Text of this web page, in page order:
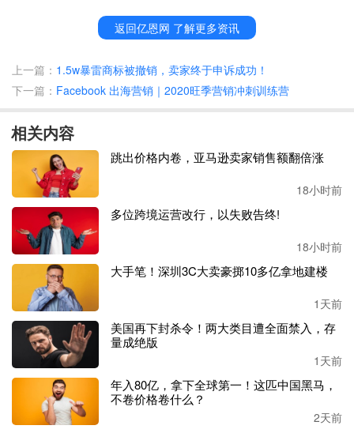
里，我把我的全身心都献给了亚马逊。在过去的三年里，我
全力以赴地帮助亚马逊。结果他们竟然这样对我，实在让人
对此，亚马逊的一位发言人称，詹妮弗·贝茨如果对这一决
亚马逊发言人玛丽
记录显示，贝茨女士在职期间有一段时间没有上班，也没有
向公司报告，更没有提供文件来解释她为何旷工。虽然我们
会努力满足团队对个人休假的需求，但和其它雇主一样，我
们也会要求员工在休假方面符合公司的规定。”
有内部人士猜测，这次解雇事件可能会让亚马逊和员工之间
的紧张关系再度升级。
美国国家劳资关系委员会主席斯图尔特
·阿佩尔鲍姆上周五
在一份声明中表示：“现在很清楚的是，亚马逊解雇了我们
这一代最公开的工会领导人之一，原因是据称存在文件问
题，但是并没有拿出确切的证据。”
阿佩尔鲍姆指责亚马逊称：“解雇该仓库的工会领导人并不
会阻挡工会前进的脚步。”
返回亿恩网 了解更多资讯
上一篇： 1.5w暴雷商标被撤销，卖家终于申诉成功！
下一篇： Facebook 出海营销｜2020旺季营销冲刺训练营
相关内容
跳出价格内卷，亚马逊卖家销售额翻倍涨
18小时前
多位跨境运营改行，以失败告终!
18小时前
大手笔！深圳3C大卖豪掷10多亿拿地建楼
1天前
美国再下封杀令！两大类目遭全面禁入，存
量成绝版
1天前
年入80亿，拿下全球第一！这匹中国黑马，
不卷价格卷什么？
2天前